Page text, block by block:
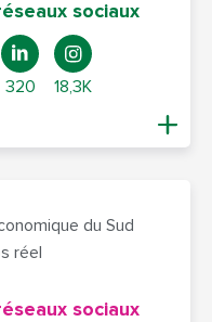
sociaux
320 18,3K
du Sud
réel
sociaux